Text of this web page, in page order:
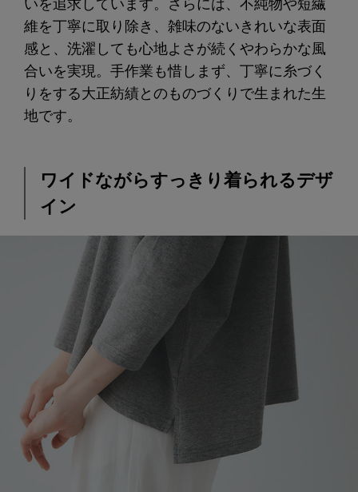
いを追求しています。さらには、不純物や短繊
維を丁寧に取り除き、雑味のないきれいな表面
感と、洗濯しても心地よさが続くやわらかな風
合いを実現。手作業も惜しまず、丁寧に糸づく
りをする大正紡績とのものづくりで生まれた生
地です。
ワイドながらすっきり着られるデザ
イン